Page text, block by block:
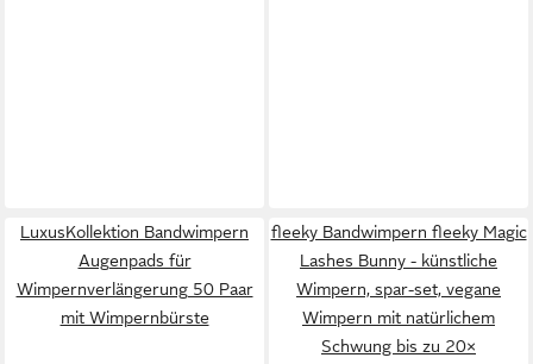
LuxusKollektion Bandwimpern
Augenpads für
Wimpernverlängerung 50 Paar
mit Wimpernbürste
fleeky Bandwimpern fleeky Magic
Lashes Bunny - künstliche
Wimpern, spar-set, vegane
Wimpern mit natürlichem
Schwung bis zu 20×